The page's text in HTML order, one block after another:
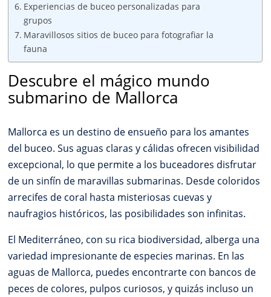
Experiencias de buceo personalizadas para
grupos
Maravillosos sitios de buceo para fotografiar la
fauna
Descubre el mágico mundo
submarino de Mallorca
Mallorca es un destino de ensueño para los amantes
del buceo. Sus aguas claras y cálidas ofrecen visibilidad
excepcional, lo que permite a los buceadores disfrutar
de un sinfín de maravillas submarinas. Desde coloridos
arrecifes de coral hasta misteriosas cuevas y
naufragios históricos, las posibilidades son infinitas.
El Mediterráneo, con su rica biodiversidad, alberga una
variedad impresionante de especies marinas. En las
aguas de Mallorca, puedes encontrarte con bancos de
peces de colores, pulpos curiosos, y quizás incluso un